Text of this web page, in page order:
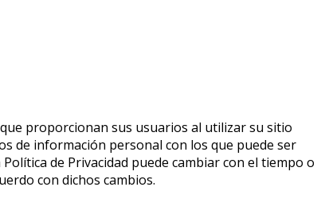
que proporcionan sus usuarios al utilizar su sitio
de información personal con los que puede ser
de Privacidad puede cambiar con el tiempo o
con dichos cambios.